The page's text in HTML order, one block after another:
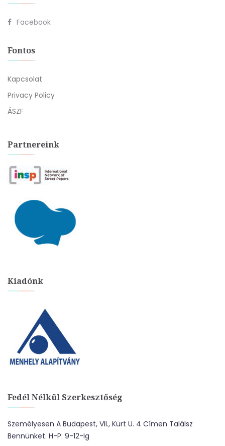
Facebook
Fontos
Kapcsolat
Privacy Policy
ÁSZF
Partnereink
Kiadónk
Fedél Nélkül Szerkesztőség
Személyesen A Budapest, VII., Kürt U. 4 Címen Találsz
Bennünket. H-P: 9-12-Ig